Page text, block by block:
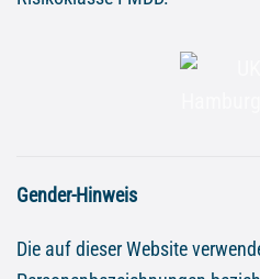
Gender-Hinweis
Die auf dieser Website